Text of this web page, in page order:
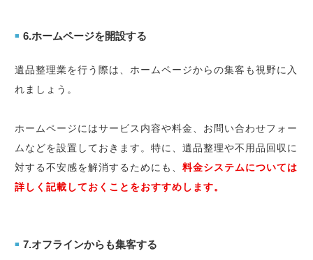
■ 6.ホームページを開設する
遺品整理業を行う際は、ホームページからの集客も視野に入
れましょう。
ホームページにはサービス内容や料金、お問い合わせフォー
ムなどを設置しておきます。特に、遺品整理や不用品回収に
対する不安感を解消するためにも、料金システムについては
詳しく記載しておくことをおすすめします。
■ 7.オフラインからも集客する